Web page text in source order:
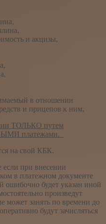
и акцизы,
в отношении
и прицепов к ним,
ТОЛЬКО путем
платежами.
на свой КБК.
при внесении
в платежном документе
ошибочно будет указан иной
произведут
может занять по времени до
будут зачисляться